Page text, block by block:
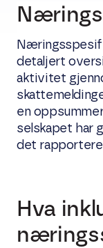
detaljert
aktivitet
en
selskapet har
det
Hva